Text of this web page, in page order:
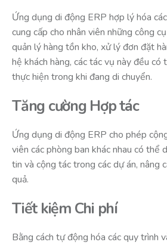
Ứng dụng di động ERP hợp lý hóa
cung cấp cho nhân viên những công
quản lý hàng tồn kho, xử lý đơn đặt
hệ khách hàng, các tác vụ này đều
thực hiện trong khi đang di chuyển.
Tăng cường Hợp tác
Ứng dụng di động ERP cho phép
viên các phòng ban khác nhau có thể
tin và cộng tác trong các dự án, nâng
quả.
Tiết kiệm Chi phí
Bằng cách tự động hóa các quy trình